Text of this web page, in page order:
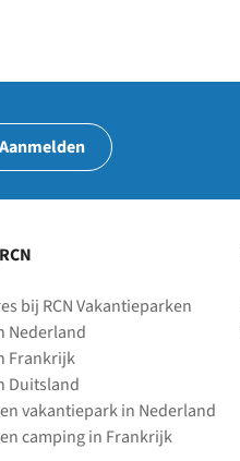
Aanmelden
bij RCN Vakantieparken
Nederland
Frankrijk
Duitsland
vakantiepark in Nederland
camping in Frankrijk